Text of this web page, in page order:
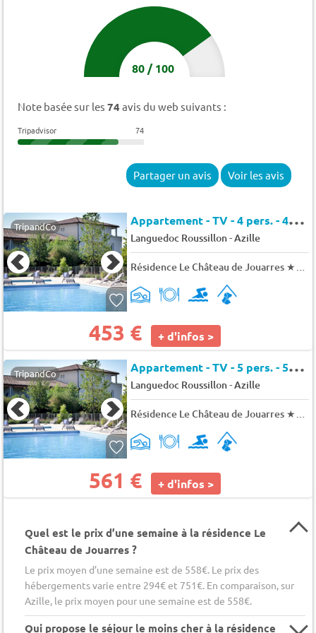
80/100
Note basée sur les 74 avis du web suivants :
Tripadvisor 74
Partager un avis Voir les avis
TripandCo A
ppartement - TV - 4 pers. - 45m2 - Animaux admis
Languedoc Roussillon-Azille
Résidence Le Château de Jouarres ★★★
453 € + d'infos >
TripandCo A
ppartement - TV - 5 pers. - 54m2 - Animaux admis
Languedoc Roussillon-Azille
Résidence Le Château de Jouarres ★★★
561 € + d'infos >
Quel est le prix d’une semaine à la résidence Le
Château de Jouarres ?
Le prix moyen d’une semaine est de 558€. Le prix des
hébergements varie entre 294€ et 751€. En comparaison, sur
Azille, le prix moyen pour une semaine est de 558€.
Qui propose le séjour le moins cher à la résidence